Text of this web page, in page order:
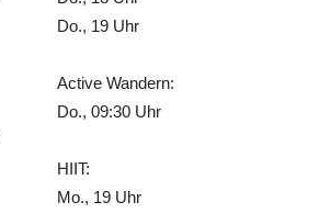
Do., 19 Uhr
Active Wandern:
Do., 09:30 Uhr
HIIT:
Mo., 19 Uhr